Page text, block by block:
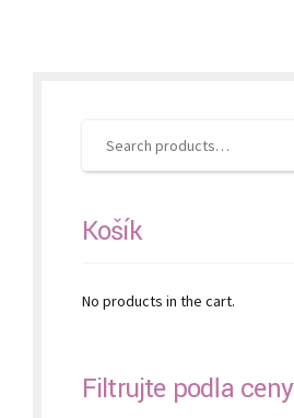
product
Košík
No products in the cart.
Filtrujte podľa ceny